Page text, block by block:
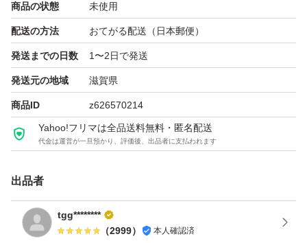
商品の状態 未使用
配送の方法 おてがる配送（日本郵便）
発送までの日数 1〜2日で発送
発送元の地域 滋賀県
商品ID z626570214
Yahoo!フリマは全品送料無料・匿名配送
代金は運営が一旦預かり、評価後、出品者に支払われます
出品者
tgg********
（2999） 本人確認済